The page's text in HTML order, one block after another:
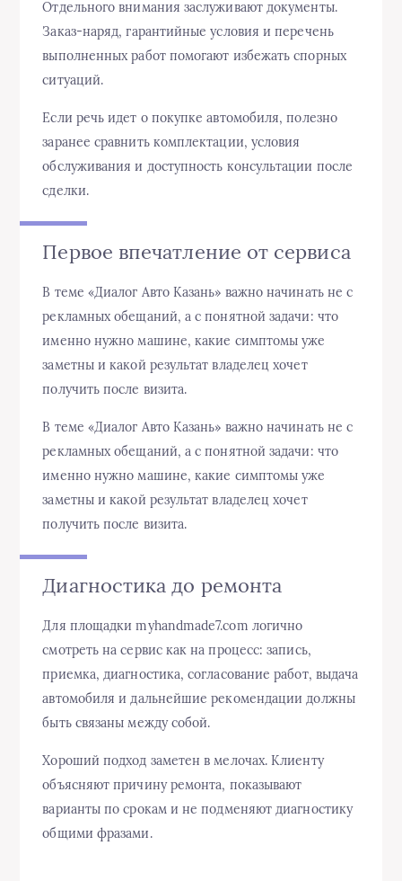
Отдельного внимания заслуживают документы.
Заказ-наряд, гарантийные условия и перечень
выполненных работ помогают избежать спорных
ситуаций.
Если речь идет о покупке автомобиля, полезно
заранее сравнить комплектации, условия
обслуживания и доступность консультации после
сделки.
Первое впечатление от сервиса
В теме «Диалог Авто Казань» важно начинать не с
рекламных обещаний, а с понятной задачи: что
именно нужно машине, какие симптомы уже
заметны и какой результат владелец хочет
получить после визита.
В теме «Диалог Авто Казань» важно начинать не с
рекламных обещаний, а с понятной задачи: что
именно нужно машине, какие симптомы уже
заметны и какой результат владелец хочет
получить после визита.
Диагностика до ремонта
Для площадки myhandmade7.com логично
смотреть на сервис как на процесс: запись,
приемка, диагностика, согласование работ, выдача
автомобиля и дальнейшие рекомендации должны
быть связаны между собой.
Хороший подход заметен в мелочах. Клиенту
объясняют причину ремонта, показывают
варианты по срокам и не подменяют диагностику
общими фразами.